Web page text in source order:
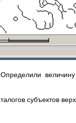
субъектов